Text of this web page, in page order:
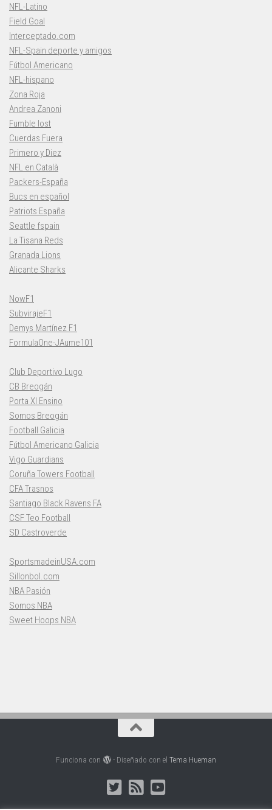
NFL-Latino
Field Goal
Interceptado.com
NFL-Spain deporte y amigos
Fútbol Americano
NFL-hispano
Zona Roja
Andrea Zanoni
Fumble lost
Cuerdas Fuera
Primero y Diez
NFL en Català
Packers-España
Bucs en español
Patriots España
Seattle fspain
La Tisana Reds
Granada Lions
Alicante Sharks
NowF1
SubvirajeF1
Demys Martínez F1
FormulaOne-JAume101
Club Deportivo Lugo
CB Breogán
Porta XI Ensino
Somos Breogán
Football Galicia
Fútbol Americano Galicia
Vigo Guardians
Coruña Towers Football
CFA Trasnos
Santiago Black Ravens FA
CSF Teo Football
SD Castroverde
SportsmadeinUSA.com
Sillonbol.com
NBA Pasión
Somos NBA
Sweet Hoops NBA
Funciona con - Diseñado con el Tema Hueman